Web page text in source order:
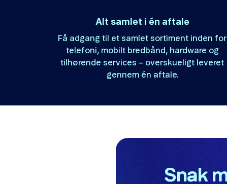
Alt samlet i én aftale
Få adgang til et samlet sortiment inden for
telefoni, mobilt bredbånd, hardware og
tilhørende services – overskueligt leveret
gennem én aftale.